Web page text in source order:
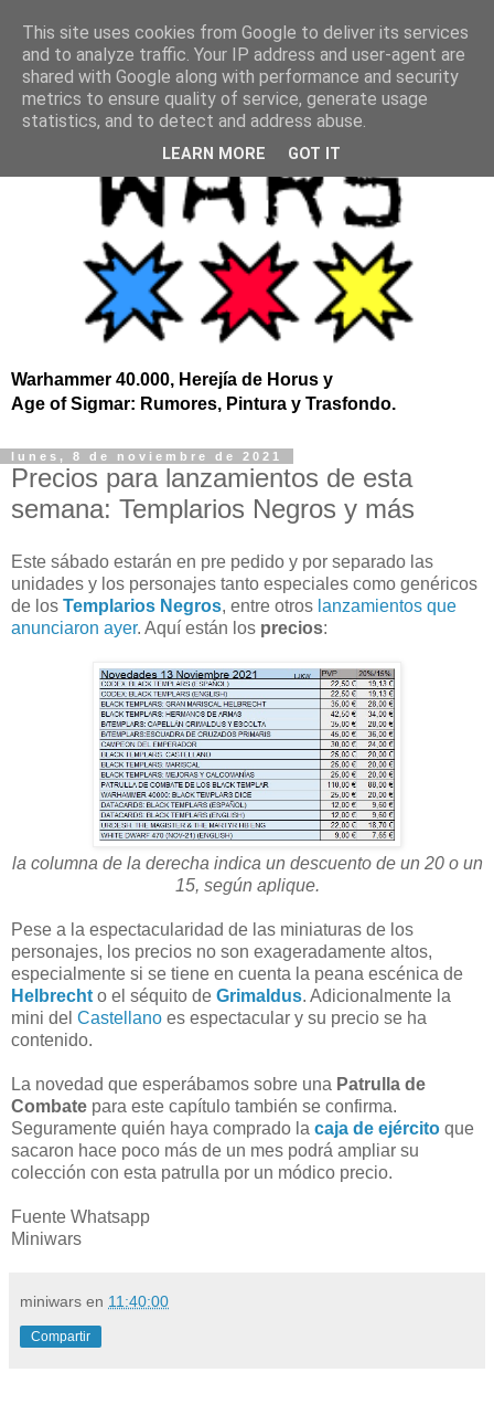
Warhammer 40.000, Herejía de Horus y
Age of Sigmar: Rumores, Pintura y Trasfondo.
lunes, 8 de noviembre de 2021
Precios para lanzamientos de esta
semana: Templarios Negros y más
Este sábado estarán en pre pedido y por separado las
unidades y los personajes tanto especiales como genéricos
de los Templarios Negros, entre otros lanzamientos que
anunciaron ayer. Aquí están los precios:
la columna de la derecha indica un descuento de un 20 o un
15, según aplique.
Pese a la espectacularidad de las miniaturas de los
personajes, los precios no son exageradamente altos,
especialmente si se tiene en cuenta la peana escénica de
Helbrecht o el séquito de Grimaldus. Adicionalmente la
mini del Castellano es espectacular y su precio se ha
contenido.
La novedad que esperábamos sobre una Patrulla de
Combate para este capítulo también se confirma.
Seguramente quién haya comprado la caja de ejército que
sacaron hace poco más de un mes podrá ampliar su
colección con esta patrulla por un módico precio.
Fuente Whatsapp
Miniwars
miniwars en 11:40:00
Compartir
This site uses cookies from Google to deliver its services
and to analyze traffic. Your IP address and user-agent are
shared with Google along with performance and security
metrics to ensure quality of service, generate usage
statistics, and to detect and address abuse.
LEARN MORE GOT IT